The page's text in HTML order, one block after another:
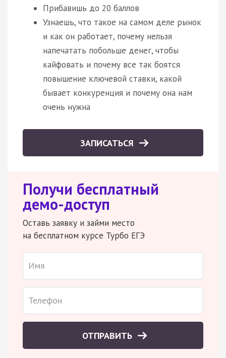
Прибавишь до 20 баллов
Узнаешь, что такое на самом деле рынок
и как он работает, почему нельзя
напечатать побольше денег, чтобы
кайфовать и почему все так боятся
повышение ключевой ставки, какой
бывает конкуренция и почему она нам
очень нужна
ЗАПИСАТЬСЯ
Получи бесплатный
демо-доступ
Оставь заявку и займи место
на бесплатном курсе Турбо ЕГЭ
ОТПРАВИТЬ